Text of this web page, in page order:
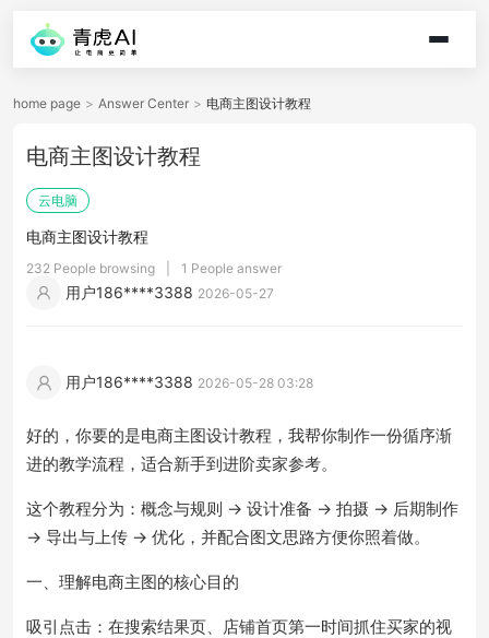
home page > Answer Center > 电商主图设计教程
电商主图设计教程
云电脑
电商主图设计教程
232 People browsing 1 People answer
用户186****3388 2026-05-27
用户186****3388 2026-05-28 03:28
好的，你要的是电商主图设计教程，我帮你制作一份循序渐
进的教学流程，适合新手到进阶卖家参考。
这个教程分为：概念与规则 → 设计准备 → 拍摄 → 后期制作
→ 导出与上传 → 优化，并配合图文思路方便你照着做。
一、理解电商主图的核心目的
吸引点击：在搜索结果页、店铺首页第一时间抓住买家的视